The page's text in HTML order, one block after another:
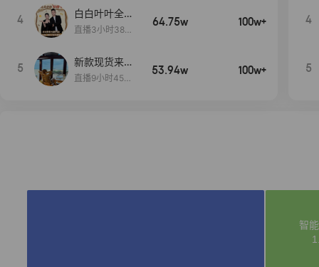
4
白白叶叶全品
类好物补贴节
直播3小时38分
64.75w 100w+
5
新款现货来了
～
直播9小时45分
53.94w 100w+
4
5